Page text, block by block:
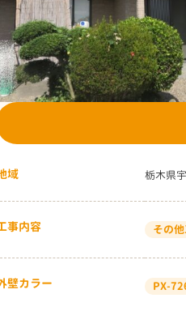
域 栃木県
事内容 その
壁カラー PX-